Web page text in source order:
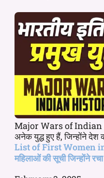
Major Wars of Indian
अनेक युद्ध हुए हैं, जिन्होंने देश
List of First Women in
महिलाओं की सूची जिन्होंने